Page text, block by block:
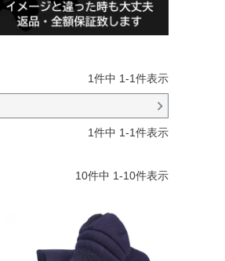
1件中 1-1件表示
1件中 1-1件表示
10件中 1-10件表示